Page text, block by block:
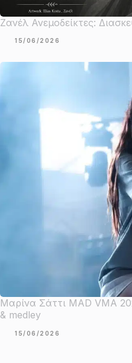
Ζανέλ Ανεμοδείκτες:
15/06/2026
Μαρίνα Σάττι MAD VMA
& medley
15/06/2026